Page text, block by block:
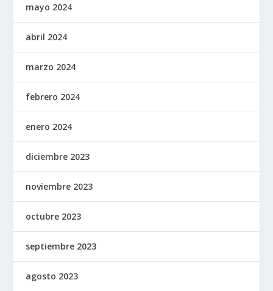
mayo 2024
abril 2024
marzo 2024
febrero 2024
enero 2024
diciembre 2023
noviembre 2023
octubre 2023
septiembre 2023
agosto 2023